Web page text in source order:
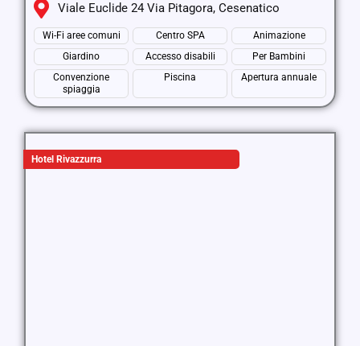
Viale Euclide 24 Via Pitagora, Cesenatico
Wi-Fi aree comuni Centro SPA
Animazione
Giardino
Accesso disabili
Per Bambini
Convenzione
spiaggia
Piscina Apertura annuale
Hotel Rivazzurra